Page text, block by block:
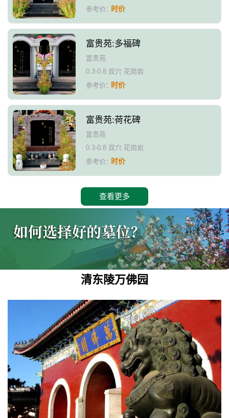
参考价：时价
富贵苑:多福碑
富贵苑
0.3-0.8 双穴 花岗岩
参考价：时价
富贵苑:荷花碑
富贵苑
0.3-0.8 双穴 花岗岩
参考价：时价
查看更多
清东陵万佛园